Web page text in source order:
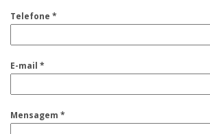
Telefone *
E-mail *
Mensagem *